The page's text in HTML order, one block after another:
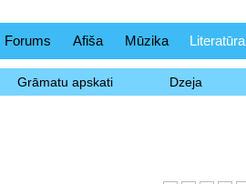
Forums Afiša Mūzika Literatūra
Grāmatu apskati Dzeja